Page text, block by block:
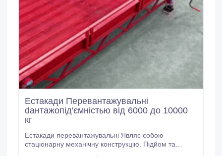
Естакади Перевантажувальні
dантажопід'ємністью від 6000 до 10000
кг
Естакади перевантажувальні Являє собою
стаціонарну механічну конструкцію. Підйом та